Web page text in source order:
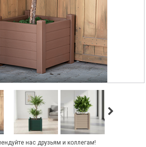
нас друзьям и коллегам!